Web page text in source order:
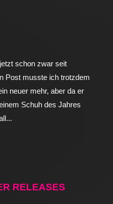
schon zwar seit
Post musste ich trotzdem
neuer mehr, aber da er
Schuh des Jahres
RELEASES